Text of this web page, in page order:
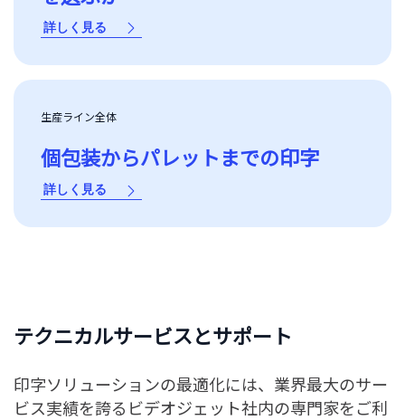
詳しく見る
生産ライン全体
個包装からパレットまでの印字
詳しく見る
テクニカルサービスとサポート
印字ソリューションの最適化には、業界最大のサー
ビス実績を誇るビデオジェット社内の専門家をご利